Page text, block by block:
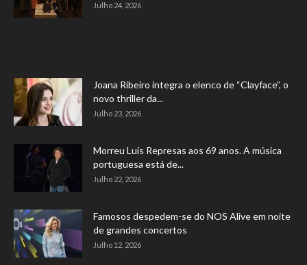
Julho 24, 2026
Joana Ribeiro integra o elenco de “Clayface”, o
novo thriller da...
Julho 23, 2026
Morreu Luís Represas aos 69 anos. A música
portuguesa está de...
Julho 22, 2026
Famosos despedem-se do NOS Alive em noite
de grandes concertos
Julho 12, 2026